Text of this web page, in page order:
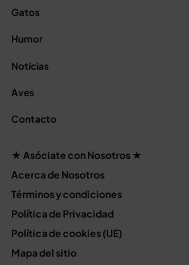
Gatos
Humor
Noticias
Aves
Contacto
★ Asóciate con Nosotros ★
Acerca de Nosotros
Términos y condiciones
Política de Privacidad
Política de cookies (UE)
Mapa del sitio